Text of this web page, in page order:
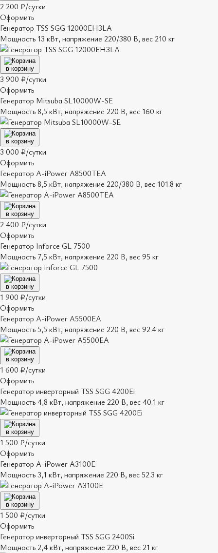
2 200 ₽/сутки
Оформить
Генератор TSS SGG 12000EH3LA
Мощность 13 кВт, напряжение 220/380 В, вес 210 кг
в корзину
3 900 ₽/сутки
Оформить
Генератор Mitsuba SL10000W-SE
Мощность 8,5 кВт, напряжение 220 В, вес 160 кг
в корзину
3 000 ₽/сутки
Оформить
Генератор A-iPower A8500ТEA
Мощность 8,5 кВт, напряжение 220/380 В, вес 101.8 кг
в корзину
2 400 ₽/сутки
Оформить
Генератор Inforce GL 7500
Мощность 7,5 кВт, напряжение 220 В, вес 95 кг
в корзину
1 900 ₽/сутки
Оформить
Генератор A-iPower A5500EA
Мощность 5,5 кВт, напряжение 220 В, вес 92.4 кг
в корзину
1 600 ₽/сутки
Оформить
Генератор инверторный TSS SGG 4200Ei
Мощность 4,8 кВт, напряжение 220 В, вес 40.1 кг
в корзину
1 500 ₽/сутки
Оформить
Генератор A-iPower A3100E
Мощность 3,1 кВт, напряжение 220 В, вес 52.3 кг
в корзину
1 500 ₽/сутки
Оформить
Генератор инверторный TSS SGG 2400Si
Мощность 2,4 кВт, напряжение 220 В, вес 21 кг